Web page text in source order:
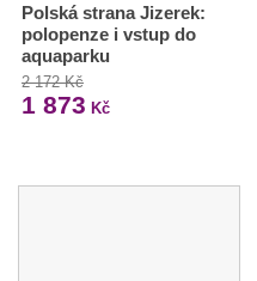
Polská strana Jizerek:
polopenze i vstup do
aquaparku
2 172 Kč
1 873 Kč